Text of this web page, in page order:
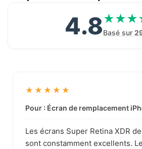
4.8Basé sur
★★★★★
Les écrans Super Retina XDR
sont constamment excellents.